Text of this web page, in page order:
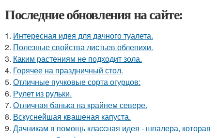
Последние обновления на сайте:
1. Интересная идея для дачного туалета.
2. Полезные свойства листьев облепихи.
3. Каким растениям не подходит зола.
4. Горячее на праздничный стол.
5. Отличные пучковые сорта огурцов:
6. Рулет из рульки.
7. Отличная банька на крайнем севере.
8. Вскуснейшая квашеная капуста.
9. Дачникам в помощь классная идея - шпалера, которая